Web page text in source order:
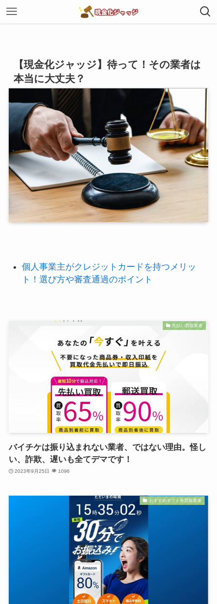
【現金化ジャッジ】待って！その業者は
本当に大丈夫？
個人事業主がクレジットカードを持つメリッ
ト！選び方や審査通過のポイント
先払い買取業者
バイチケは振り込まれない業者、ではない理由。怪し
い、詐欺、遅いも全てデマです！
2023年9月25日 1096
おすすめギフト券買取業者